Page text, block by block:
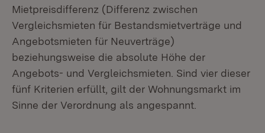
Mietpreisdifferenz (Differenz zwischen
Vergleichsmieten für Bestandsmietverträge und
Angebotsmieten für Neuverträge)
beziehungsweise die absolute Höhe der
Angebots- und Vergleichsmieten. Sind vier dieser
fünf Kriterien erfüllt, gilt der Wohnungsmarkt im
Sinne der Verordnung als angespannt.